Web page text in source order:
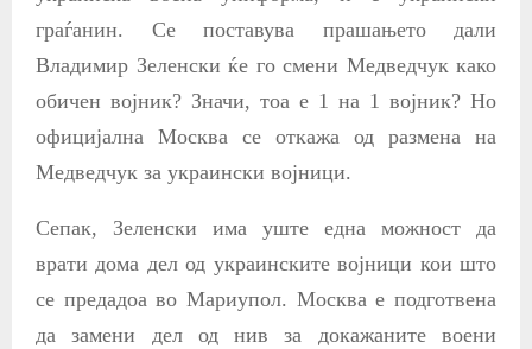
граѓанин. Се поставува прашањето дали
Владимир Зеленски ќе го смени Медведчук како
обичен војник? Значи, тоа е 1 на 1 војник? Но
официјална Москва се откажа од размена на
Медведчук за украински војници.
Сепак, Зеленски има уште една можност да
врати дома дел од украинските војници кои што
се предадоа во Мариупол. Москва е подготвена
да замени дел од нив за докажаните воени